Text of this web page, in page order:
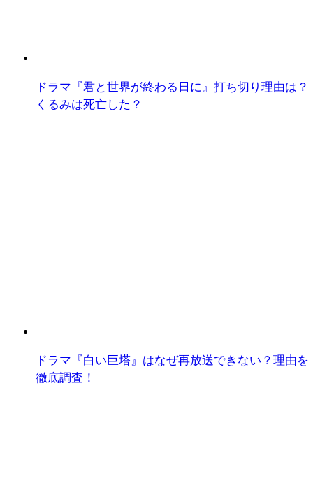
ドラマ『君と世界が終わる日に』打ち切り理由は？
くるみは死亡した？
ドラマ『白い巨塔』はなぜ再放送できない？理由を
徹底調査！